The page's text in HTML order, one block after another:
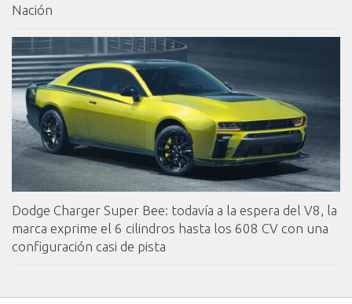
Nación
Dodge Charger Super Bee: todavía a la espera del V8, la
marca exprime el 6 cilindros hasta los 608 CV con una
configuración casi de pista